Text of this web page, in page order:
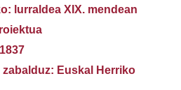
lurraldea XIX. mendean
Euskal Herriko